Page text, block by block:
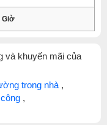
Giờ
và khuyến mãi của
trong nhà ,
,